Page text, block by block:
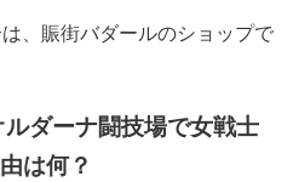
、賑街バダールのショップで
ダーナ闘技場で女戦士
は何？